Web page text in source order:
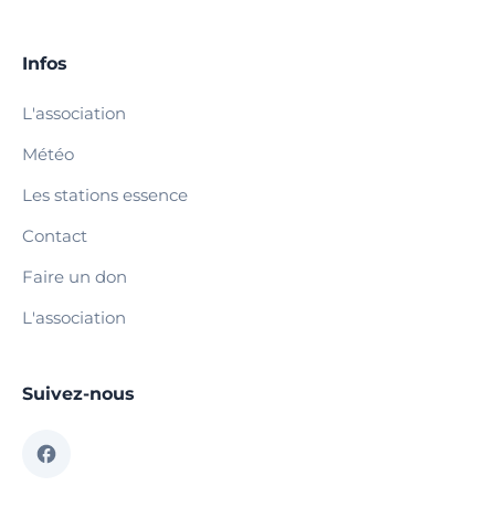
Infos
L'association
Météo
Les stations essence
Contact
Faire un don
L'association
Suivez-nous